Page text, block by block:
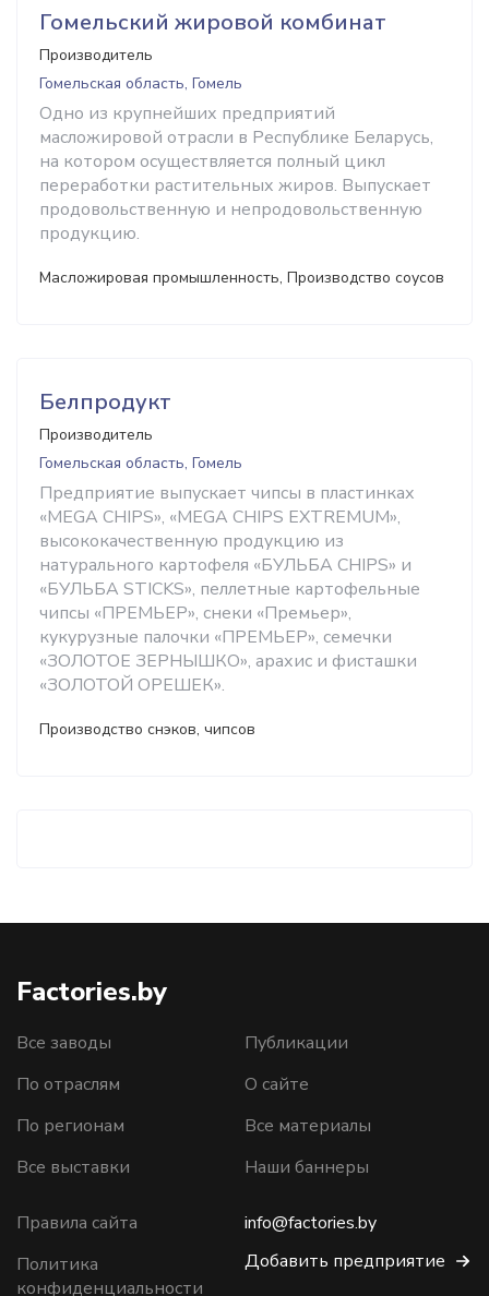
Гомельский жировой комбинат
Производитель
Гомельская область, Гомель
Одно из крупнейших предприятий
масложировой отрасли в Республике Беларусь,
на котором осуществляется полный цикл
переработки растительных жиров. Выпускает
продовольственную и непродовольственную
продукцию.
Масложировая промышленность, Производство соусов
Белпродукт
Производитель
Гомельская область, Гомель
Предприятие выпускает чипсы в пластинках
«MEGA CHIPS», «MEGA CHIPS EXTREMUM»,
высококачественную продукцию из
натурального картофеля «БУЛЬБА CHIPS» и
«БУЛЬБА STICKS», пеллетные картофельные
чипсы «ПРЕМЬЕР», снеки «Премьер»,
кукурузные палочки «ПРЕМЬЕР», семечки
«ЗОЛОТОЕ ЗЕРНЫШКО», арахис и фисташки
«ЗОЛОТОЙ ОРЕШЕК».
Производство снэков, чипсов
Factories.by
Все заводы
По отраслям
По регионам
Все выставки
Публикации
О сайте
Все материалы
Наши баннеры
Правила сайта
Политика
конфиденциальности
info@factories.by
Добавить предприятие